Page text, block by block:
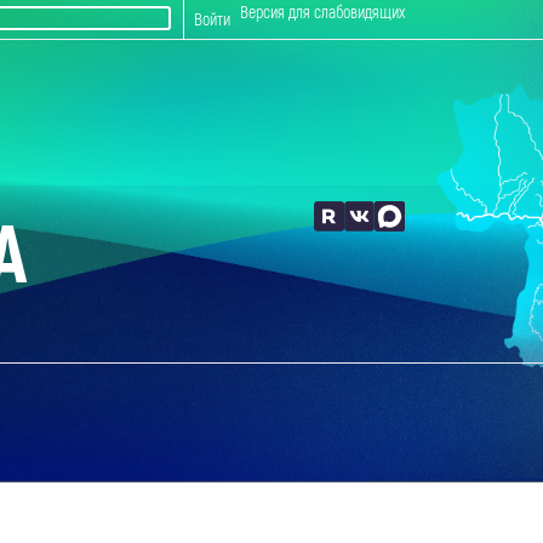
Версия для слабовидящих
Войти